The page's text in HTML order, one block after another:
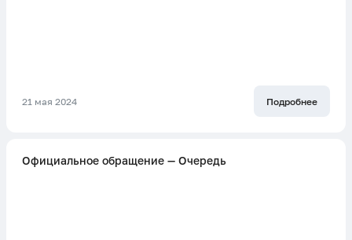
21 мая 2024 Подробнее
Официальное обращение — Очередь